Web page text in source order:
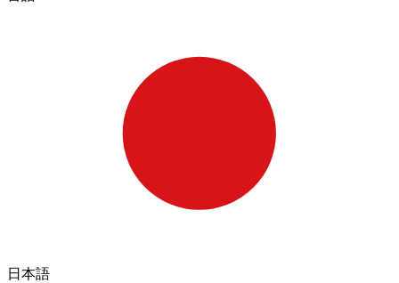
日本語